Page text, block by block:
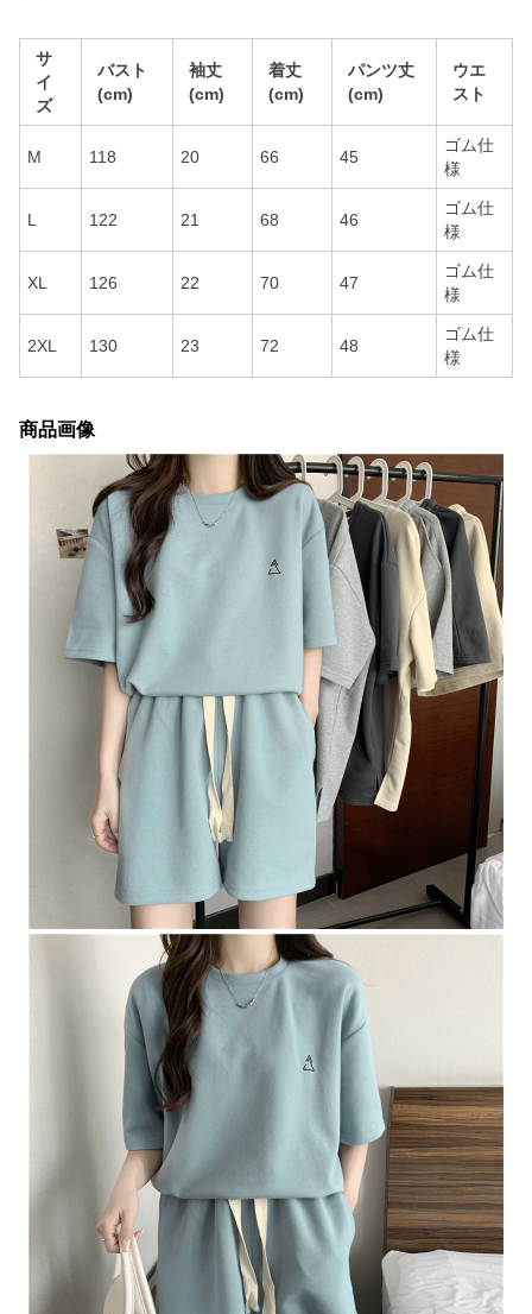
サ
イ
ズ
バスト
(cm)
袖丈
(cm)
着丈
(cm)
パンツ丈
(cm)
ウエ
スト
M 118 20 66 45
ゴム仕
様
L 122 21 68 46
ゴム仕
様
XL 126 22 70 47
ゴム仕
様
2XL 130 23 72 48
ゴム仕
様
商品画像